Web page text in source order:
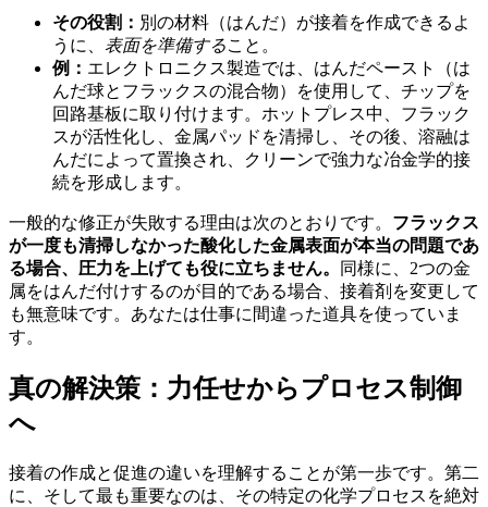
その役割： 別の材料（はんだ）が接着を作成できるよ
うに、 表面を準備すること。
例： エレクトロニクス製造では、はんだペースト（は
んだ球とフラックスの混合物）を使用して、チップを
回路基板に取り付けます。ホットプレス中、フラック
スが活性化し、金属パッドを清掃し、その後、溶融は
んだによって置換され、クリーンで強力な冶金学的接
続を形成します。
一般的な修正が失敗する理由は次のとおりです。 フラックス
が一度も清掃しなかった酸化した金属表面が本当の問題であ
る場合、圧力を上げても役に立ちません。
同様に、2つの金
属をはんだ付けするのが目的である場合、接着剤を変更して
も無意味です。あなたは仕事に間違った道具を使っていま
す。
真の解決策：力任せからプロセス制御
へ
接着の作成と促進の違いを理解することが第一歩です。第二
に、そして最も重要なのは、その特定の化学プロセスを絶対